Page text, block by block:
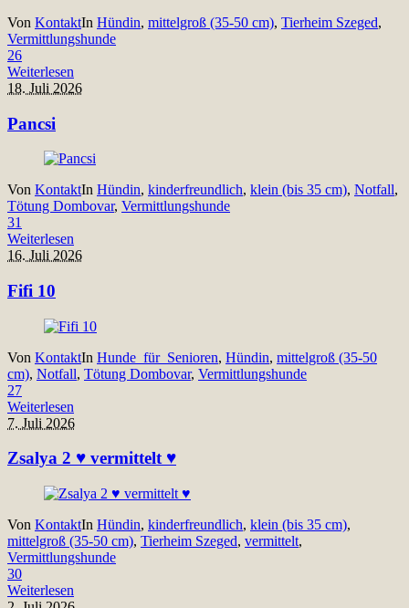
Von KontaktIn Hündin, mittelgroß (35-50 cm), Tierheim Szeged,
Vermittlungshunde
26
Weiterlesen
18. Juli 2026
Pancsi
Von KontaktIn Hündin, kinderfreundlich, klein (bis 35 cm), Notfall,
Tötung Dombovar, Vermittlungshunde
31
Weiterlesen
16. Juli 2026
Fifi 10
Von KontaktIn Hunde_für_Senioren, Hündin, mittelgroß (35-50
cm), Notfall, Tötung Dombovar, Vermittlungshunde
27
Weiterlesen
7. Juli 2026
Zsalya 2 ♥ vermittelt ♥
Von KontaktIn Hündin, kinderfreundlich, klein (bis 35 cm),
mittelgroß (35-50 cm), Tierheim Szeged, vermittelt,
Vermittlungshunde
30
Weiterlesen